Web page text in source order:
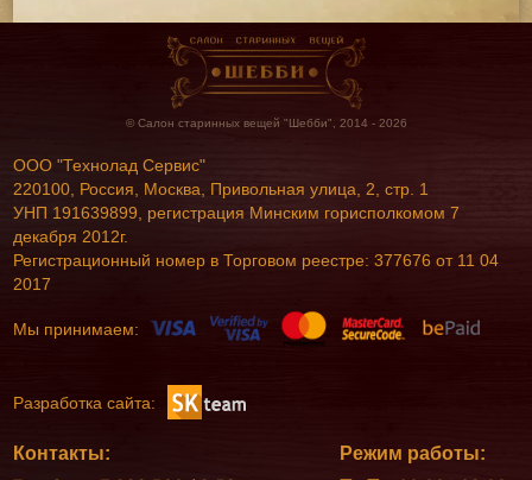
© Салон старинных вещей "Шебби", 2014 - 2026
ООО "Технолад Сервис"
220100, Россия, Москва, Привольная улица, 2, стр. 1
УНП 191639899, регистрация Минским горисполкомом 7
декабря 2012г.
Регистрационный номер в Торговом реестре: 377676 от 11 04
2017
Мы принимаем:
Разработка сайта:
Контакты: Режим работы: